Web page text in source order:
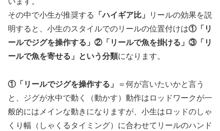
その中で小生が推奨する
「ハイギア比」
リールの効果を説
明すると、小生のスタイルでのリールの位置付けは①「リ
ールでジグを操作する」②「リールで魚を掛ける」③「リ
ールで魚を寄せる」という分類になります。
①「リールでジグを操作する」
＝何が言いたいかと言う
と、ジグが水中で動く（動かす）動作はロッドワークが一
般的にはメインな動きになりますが、小生はロッドのしゃ
くり幅（しゃくるタイミング）に合わせてリールのハンド